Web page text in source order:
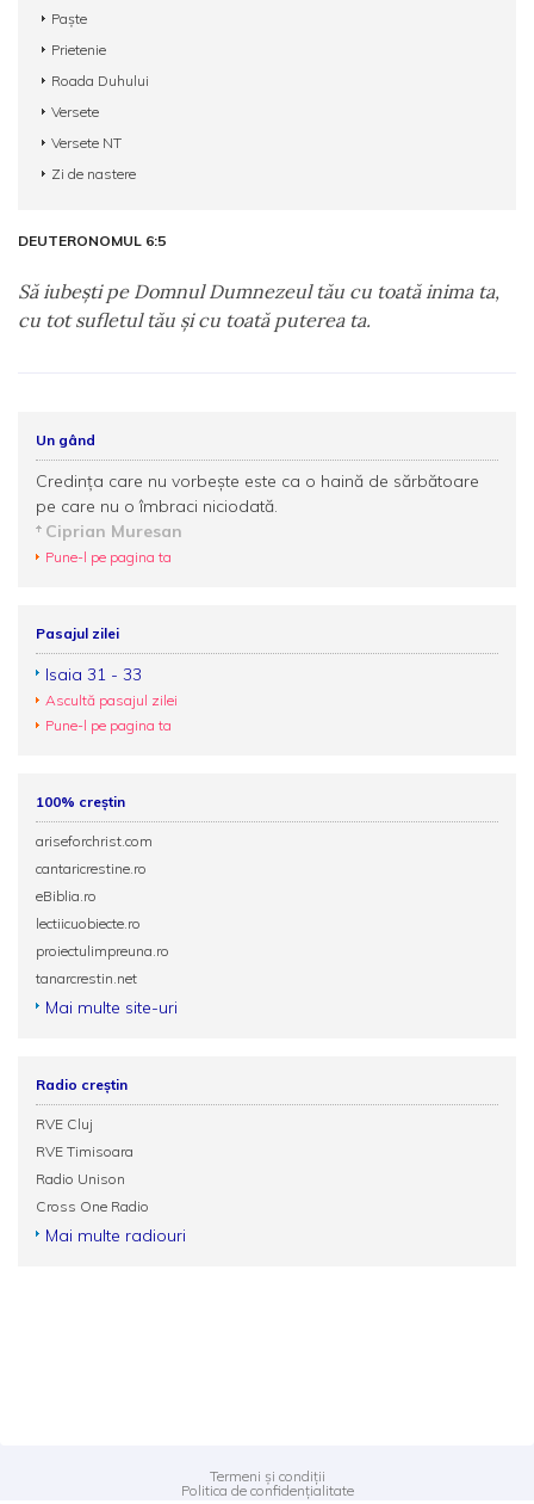
Paște
Prietenie
Roada Duhului
Versete
Versete NT
Zi de nastere
DEUTERONOMUL 6:5
Să iubeşti pe Domnul Dumnezeul tău cu toată inima ta,
cu tot sufletul tău şi cu toată puterea ta.
Un gând
Credinţa care nu vorbeşte este ca o haină de sărbătoare
pe care nu o îmbraci niciodată.
Ciprian Muresan
Pune-l pe pagina ta
Pasajul zilei
Isaia 31 - 33
Ascultă pasajul zilei
Pune-l pe pagina ta
100% creștin
ariseforchrist.com
cantaricrestine.ro
eBiblia.ro
lectiicuobiecte.ro
proiectulimpreuna.ro
tanarcrestin.net
Mai multe site-uri
Radio creștin
RVE Cluj
RVE Timisoara
Radio Unison
Cross One Radio
Mai multe radiouri
Termeni și condiții
Politica de confidențialitate